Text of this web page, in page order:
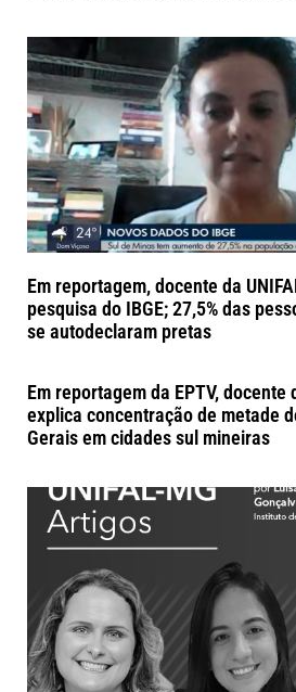
Em reportagem, docente da
pesquisa do IBGE; 27,5% das
se autodeclaram pretas
Em reportagem da EPTV, docente
explica concentração de metade
Gerais em cidades sul mineiras